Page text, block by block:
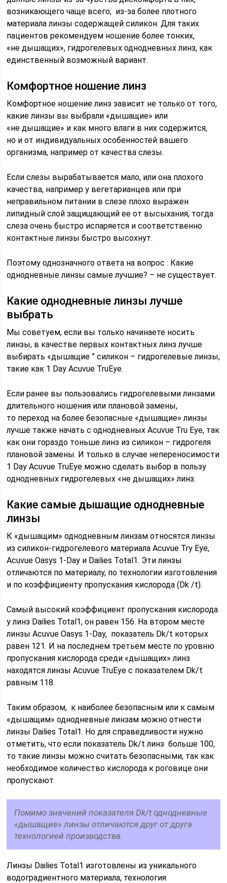
возникающего чаще всего, из-за более плотного
материала линзы содержащей силикон. Для таких
пациентов рекомендуем ношение более тонких,
«не дышащих», гидрогелевых однодневных линз, как
единственный возможный вариант.
Комфортное ношение линз
Комфортное ношение линз зависит не только от того,
какие линзы вы выбрали «дышащие» или
«не дышащие» и как много влаги в них содержится,
но и от индивидуальных особенностей вашего
организма, например от качества слезы.
Если слезы вырабатывается мало, или она плохого
качества, например у вегетарианцев или при
неправильном питании в слезе плохо выражен
липидный слой защищающий ее от высыхания, тогда
слеза очень быстро испаряется и соответственно
контактные линзы быстро высохнут.
Поэтому однозначного ответа на вопрос : Какие
однодневные линзы самые лучшие? – не существует.
Какие однодневные линзы лучше
выбрать
Мы советуем, если вы только начинаете носить
линзы, в качестве первых контактных линз лучше
выбирать «дышащие ” силикон – гидрогелевые линзы,
такие как 1 Day Acuvue TruEye.
Если ранее вы пользовались гидрогелевыми линзами
длительного ношения или плановой замены,
то переход на более безопасные «дышащие» линзы
лучше также начать с однодневных Acuvue Tru Eye, так
как они гораздо тоньше линз из силикон – гидрогеля
плановой замены. И только в случае непереносимости
1 Day Acuvue TruEye можно сделать выбор в пользу
однодневных гидрогелевых «не дышащих» линз.
Какие самые дышащие однодневные
линзы
К «дышащим» однодневным линзам относятся линзы
из силикон-гидрогелевого материала Acuvue Try Eye,
Acuvue Oasys 1-Day и Dailies Total1. Эти линзы
отличаются по материалу, по технологии изготовления
и по коэффициенту пропускания кислорода (Dk /t).
Самый высокий коэффициент пропускания кислорода
у линз Dailies Total1, он равен 156. На втором месте
линзы Acuvue Oasys 1-Day, показатель Dk/t которых
равен 121. И на последнем третьем месте по уровню
пропускания кислорода среди «дышащих» линз
находятся линзы Acuvue TruEye с показателем Dk/t
равным 118.
Таким образом, к наиболее безопасным или к самым
«дышащим» однодневные линзам можно отнести
линзы Dailies Total1. Но для справедливости нужно
отметить, что если показатель Dk/t линз больше 100,
то такие линзы можно считать безопасными, так как
необходимое количество кислорода к роговице они
пропускают.
Помимо значений показателя Dk/t однодневные
«дышащие» линзы отличаются друг от друга
технологией производства.
Линзы Dailies Total1 изготовлены из уникального
водоградиентного материала, технология